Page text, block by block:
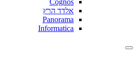
Cognos
אלדד הרץ
Panorama
Informatica